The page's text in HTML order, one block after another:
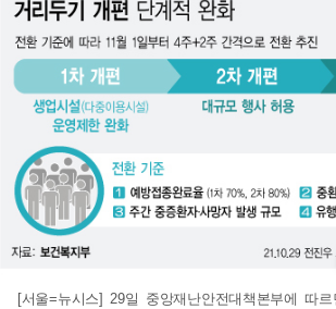
[서울=뉴시스] 29일 중앙재난안전대책본부에 따